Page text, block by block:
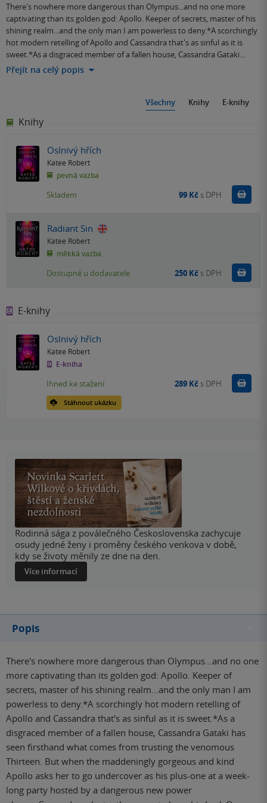
There's nowhere more dangerous than Olympus...and no one more
captivating than its golden god: Apollo. Keeper of secrets, master of his
shining realm...and the only man I am powerless to deny.*A scorchingly
hot modern retelling of Apollo and Cassandra that's as sinful as it is
sweet.*As a disgraced member of a fallen house, Cassandra Gataki…
Přejít na celý popis
Všechny Knihy E-knihy
Knihy
Oslnivý hřích
Katee Robert
pevná vazba
Skladem 99 Kč s DPH
Radiant Sin
Katee Robert
měkká vazba
Dostupné u dodavatele 250 Kč s DPH
E-knihy
Oslnivý hřích
Katee Robert
E-kniha
Stáhnout ukázku
Ihned ke stažení 289 Kč s DPH Koupit
Rodinná sága z poválečného Československa zachycuje
osudy jedné ženy i proměny českého venkova v době,
kdy se životy měnily ze dne na den.
Více informací
Popis
There's nowhere more dangerous than Olympus...and no one
more captivating than its golden god: Apollo. Keeper of
secrets, master of his shining realm...and the only man I am
powerless to deny.*A scorchingly hot modern retelling of
Apollo and Cassandra that's as sinful as it is sweet.*As a
disgraced member of a fallen house, Cassandra Gataki has
seen firsthand what comes from trusting the venomous
Thirteen. But when the maddeningly gorgeous and kind
Apollo asks her to go undercover as his plus-one at a week-
long party hosted by a dangerous new power